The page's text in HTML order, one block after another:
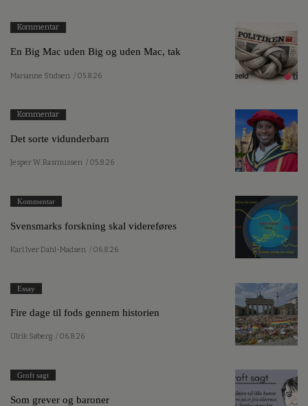
Kommentar
En Big Mac uden Big og uden Mac, tak
Marianne Stidsen / 05.8.26
Kommentar
Det sorte vidunderbarn
Jesper W. Rasmussen / 05.8.26
Kommentar
Svensmarks forskning skal videreføres
Karl Iver Dahl-Madsen / 06.8.26
Essay
Fire dage til fods gennem historien
Ulrik Søberg / 06.8.26
Groft sagt
Som grever og baroner